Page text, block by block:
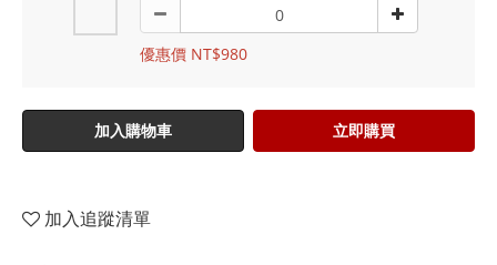
優惠價 NT$980
加入購物車 立即購買
加入追蹤清單